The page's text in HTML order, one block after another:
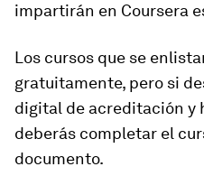
impartirán en Coursera
Los cursos que se
gratuitamente, pero si
digital de acreditación y
deberás completar el
documento.